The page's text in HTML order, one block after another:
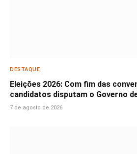
DESTAQUE
Eleições 2026: Com fim das
candidatos disputam o Governo
7 de agosto de 2026